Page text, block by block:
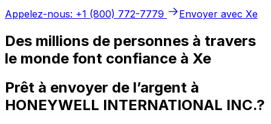
Appelez-nous: +1 (800) 772-7779
Envoyer avec Xe
Des millions de personnes à travers
le monde font confiance à Xe
Prêt à envoyer de l’argent à
HONEYWELL INTERNATIONAL INC.?